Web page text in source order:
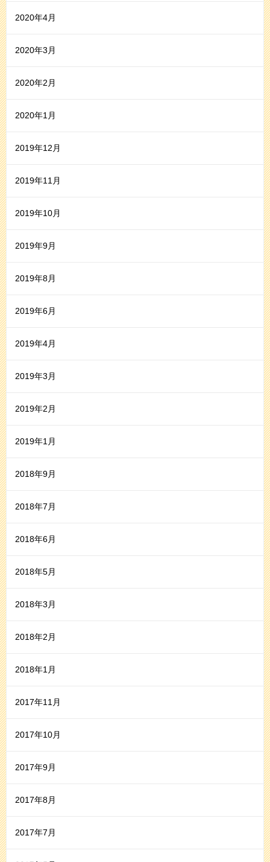
2020年4月
2020年3月
2020年2月
2020年1月
2019年12月
2019年11月
2019年10月
2019年9月
2019年8月
2019年6月
2019年4月
2019年3月
2019年2月
2019年1月
2018年9月
2018年7月
2018年6月
2018年5月
2018年3月
2018年2月
2018年1月
2017年11月
2017年10月
2017年9月
2017年8月
2017年7月